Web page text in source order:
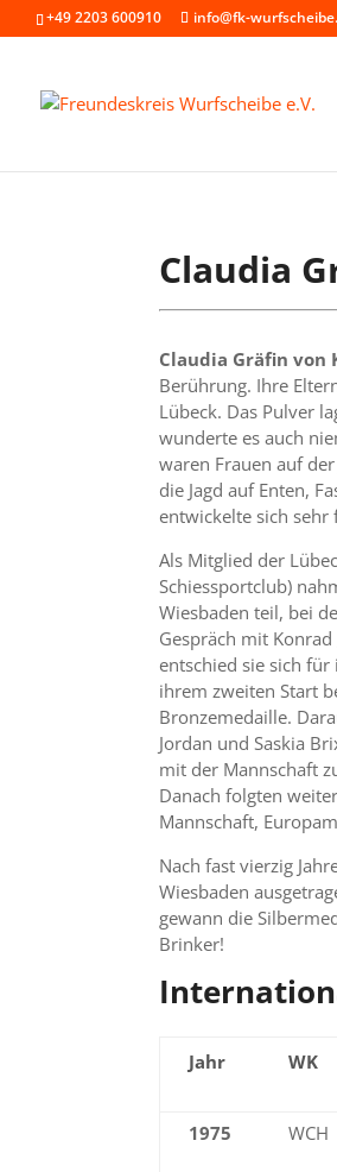
+49 2203 600910 info@fk-
Claudia
Claudia Gräfin von
Berührung. Ihre
Lübeck. Das Pulver
wunderte es auch
waren Frauen auf
die Jagd auf Enten,
entwickelte sich sehr
Als Mitglied der
Schiessportclub)
Wiesbaden teil, bei
Gespräch mit
entschied sie sich
ihrem zweiten Start
Bronzemedaille.
Jordan und Saskia
mit der Mannschaft
Danach folgten
Mannschaft,
Nach fast vierzig
Wiesbaden
gewann die
Brinker!
Jahr WK
1975 WCH